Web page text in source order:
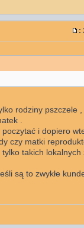
:
rodziny pszczele
.
i dopiero
czy matki
takich lokalnych
są to zwykłe